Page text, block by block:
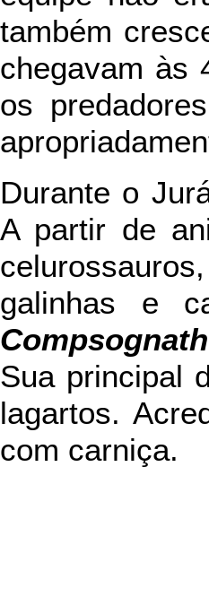
também
chegavam às
os
Durante o
A partir de
galinhas e
Sua principal
lagartos.
com carniça.